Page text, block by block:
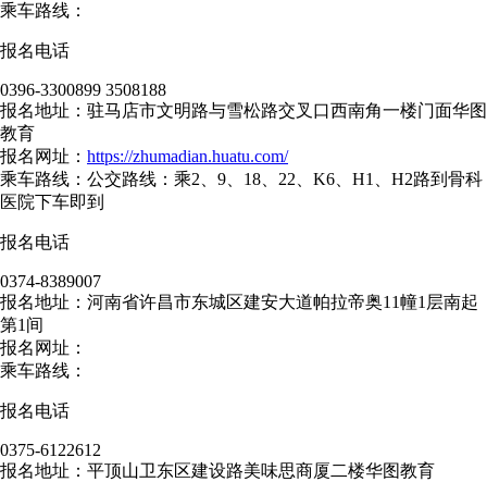
乘车路线：
报名电话
0396-3300899 3508188
报名地址：驻马店市文明路与雪松路交叉口西南角一楼门面华图
教育
报名网址： https://zhumadian.huatu.com/
乘车路线：公交路线：乘2、9、18、22、K6、H1、H2路到骨科
医院下车即到
报名电话
0374-8389007
报名地址：河南省许昌市东城区建安大道帕拉帝奥11幢1层南起
第1间
报名网址：
乘车路线：
报名电话
0375-6122612
报名地址：平顶山卫东区建设路美味思商厦二楼华图教育